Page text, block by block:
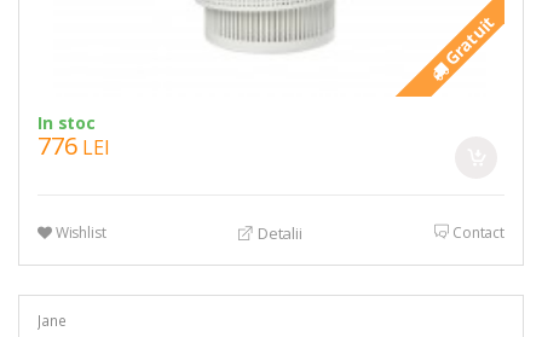
Gratuit
In stoc
776 LEI
Wishlist Detalii Contact
Jane